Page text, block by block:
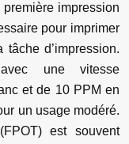
impression
pour imprimer
d’impression.
une vitesse
et de 10 PPM en
un usage modéré.
est souvent